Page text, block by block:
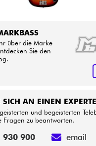
über die Marke
Sie den
SICH AN EINEN
und begeisterten
Fragen zu beantworten.
930 900 email